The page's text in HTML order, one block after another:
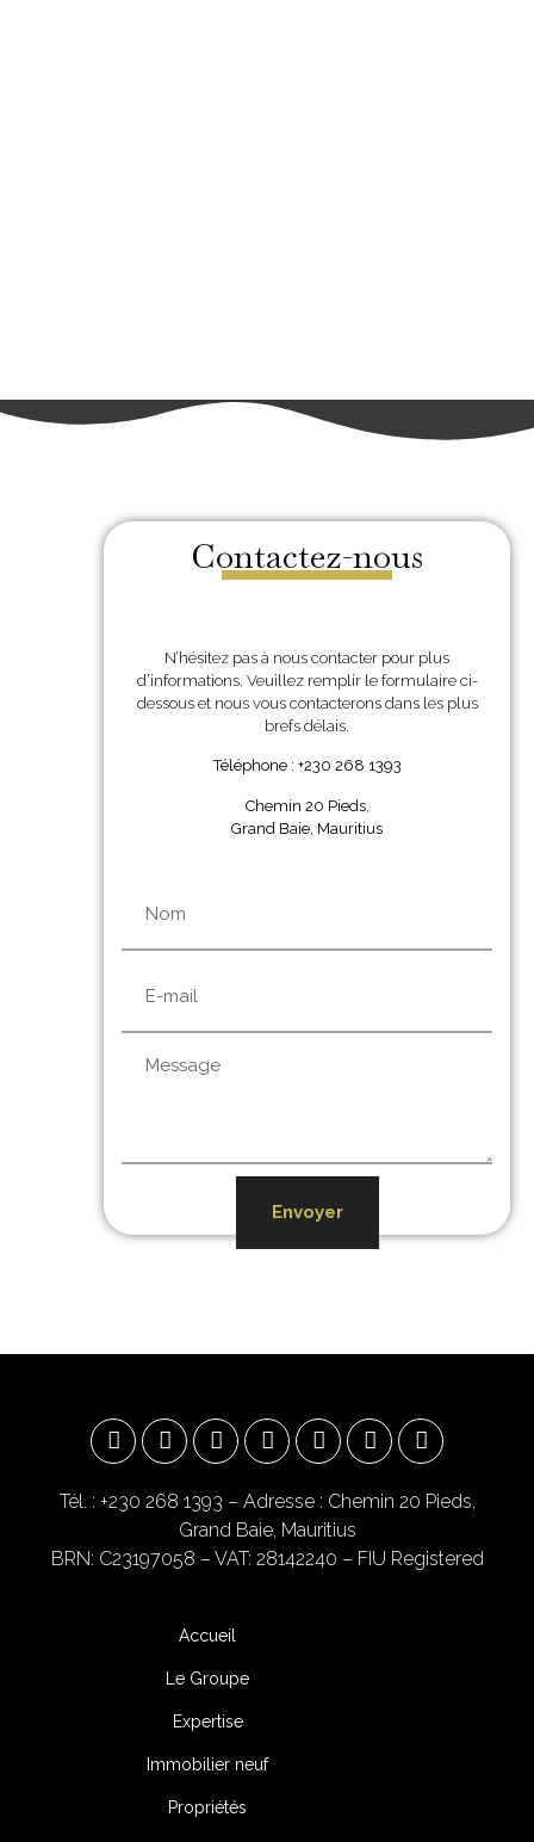
Contactez-nous
N’hésitez pas à nous contacter pour plus
d’informations. Veuillez remplir le formulaire ci-
dessous et nous vous contacterons dans les plus
brefs délais.
Téléphone : +230 268 1393
Chemin 20 Pieds,
Grand Baie, Mauritius
Envoyer
Tél. : +230 268 1393 – Adresse : Chemin 20 Pieds,
Grand Baie, Mauritius
BRN: C23197058 – VAT: 28142240 – FIU Registered
Accueil
Le Groupe
Expertise
Immobilier neuf
Propriétés